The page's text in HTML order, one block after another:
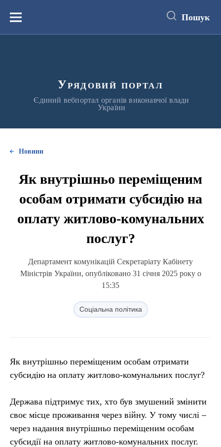
вмістуМеню Пошук
Урядовий портал
Єдиний вебпортал органів виконавчої влади
України
Новини
Як внутрішньо переміщеним
особам отримати субсидію на
оплату житлово-комунальних
послуг?
Департамент комунікацій Секретаріату Кабінету
Міністрів України, опубліковано 31 січня 2025 року о
15:35
Соціальна політика
Як внутрішньо переміщеним особам отримати
субсидію на оплату житлово-комунальних послуг?
Держава підтримує тих, хто був змушений змінити
своє місце проживання через війну. У тому числі –
через надання внутрішньо переміщеним особам
субсидії на оплату житлово-комунальних послуг.